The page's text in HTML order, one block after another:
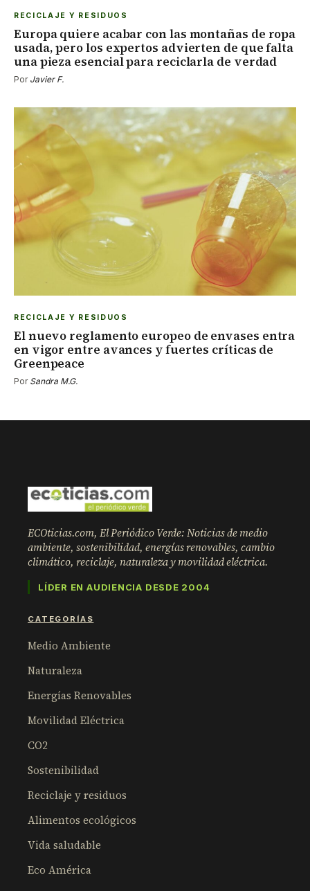
RECICLAJE Y RESIDUOS
Europa quiere acabar con las montañas de ropa
usada, pero los expertos advierten de que falta
una pieza esencial para reciclarla de verdad
Por Javier F.
RECICLAJE Y RESIDUOS
El nuevo reglamento europeo de envases entra
en vigor entre avances y fuertes críticas de
Greenpeace
Por Sandra M.G.
ECOticias.com, El Periódico Verde: Noticias de medio
ambiente, sostenibilidad, energías renovables, cambio
climático, reciclaje, naturaleza y movilidad eléctrica.
LÍDER EN AUDIENCIA DESDE 2004
CATEGORÍAS
Medio Ambiente
Naturaleza
Energías Renovables
Movilidad Eléctrica
CO2
Sostenibilidad
Reciclaje y residuos
Alimentos ecológicos
Vida saludable
Eco América